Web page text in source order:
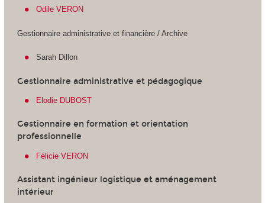
Odile VERON
Gestionnaire administrative et financière / Archive
Sarah Dillon
Gestionnaire administrative et pédagogique
Elodie DUBOST
Gestionnaire en formation et orientation
professionnelle
Félicie VERON
Assistant ingénieur logistique et aménagement
intérieur